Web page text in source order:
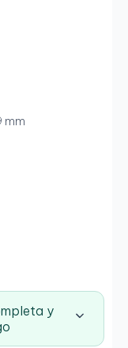
mm
y